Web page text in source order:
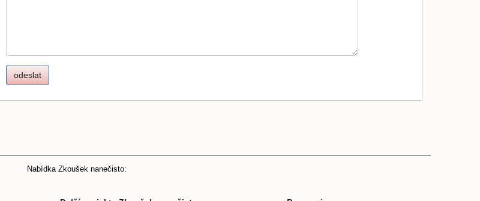
Nabídka Zkoušek nanečisto: